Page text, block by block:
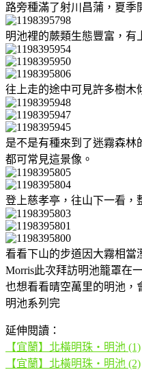
路旁種滿了射川昌蒲，夏季
明池裡的蕨類生態豐富，有
往上走的途中可見許多樹木
是不是有種來到了迷霧森林
都可常見這景像。
登上慈孝亭，往山下一看，
看看下山的步道因大霧相當
Morris此次拜訪明池籠罩在
也想看看晴空萬里的明池，
明池系列完
延伸閱讀：
【宜蘭】北橫明珠‧明池 (1)
【宜蘭】北橫明珠‧明池 (2)